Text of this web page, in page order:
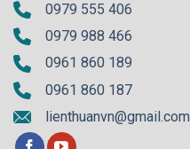
0979 555 406
0979 988 466
0961 860 189
0961 860 187
lienthuanvn@gmail.com